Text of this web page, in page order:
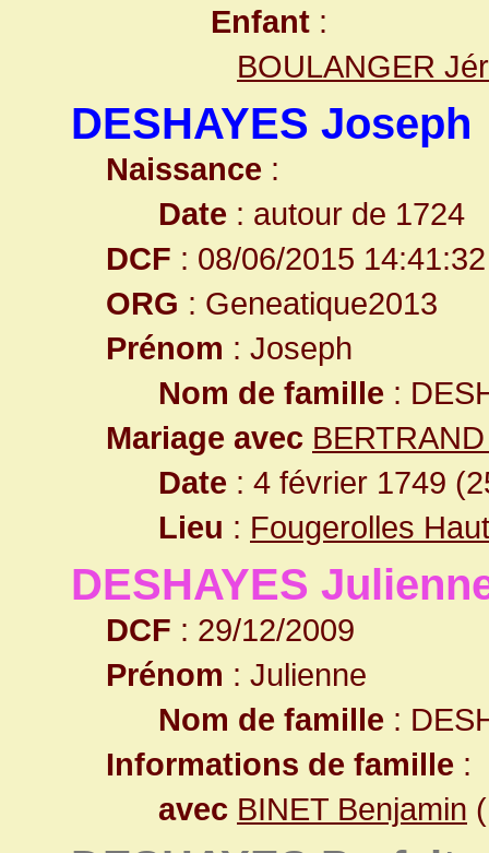
Enfant :
BOULANGER
DESHAYES Joseph
Naissance :
Date : autour de 1724
DCF : 08/06/2015 14:41:32
ORG : Geneatique2013
Prénom : Joseph
Nom de famille :
Mariage avec
Date : 4 février 1749
Lieu : Fougerolles
DESHAYES
DCF : 29/12/2009
Prénom : Julienne
Nom de famille :
Informations de famille :
avec BINET Benjamin